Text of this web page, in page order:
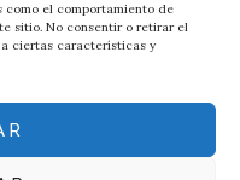
como el comportamiento de
sitio. No consentir o retirar el
ciertas características y